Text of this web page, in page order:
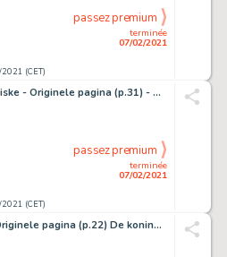
(CET)
terminée
07/02/2021
passez premium
Suske en Wiske - Originele pagina (p.31) - De preutse prinses - (2020)
(CET)
terminée
07/02/2021
passez premium
Bessy 19 - Originele pagina (p.22) De koning van de nacht - (1957)